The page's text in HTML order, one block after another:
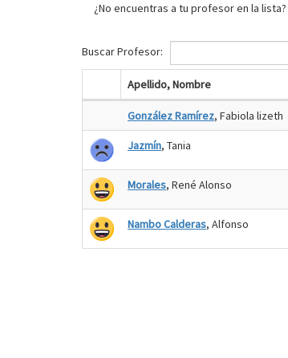
¿No encuentras a tu profesor en la lista?
Buscar Profesor:
Apellido, Nombre
González Ramírez, Fabiola lizeth
Jazmín, Tania
Morales, René Alonso
Nambo Calderas, Alfonso